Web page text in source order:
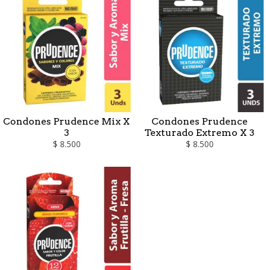
Condones Prudence Mix X
3
$ 8.500
Condones Prudence
Texturado Extremo X 3
$ 8.500